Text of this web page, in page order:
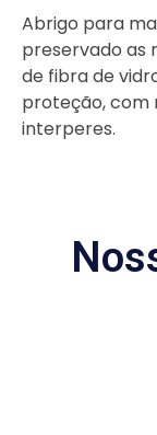
Abrigo para
preservado as
de fibra de
proteção, com
interperes.